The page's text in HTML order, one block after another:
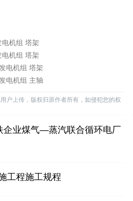
机组 塔架
机组 塔架
电机组 塔架
电机组 主轴
户上传，版权归原作者所有，如侵犯您的权
企业煤气—蒸汽联合循环电厂
工程施工规程